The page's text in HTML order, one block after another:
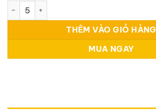
Press on nail 43 số lượng
THÊM VÀO GIỎ HÀNG
MUA NGAY